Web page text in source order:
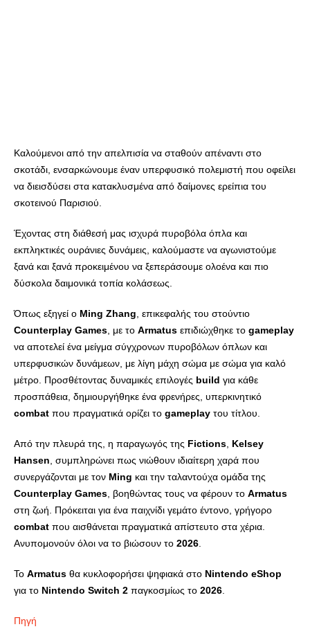
Καλούμενοι από την απελπισία να σταθούν απέναντι στο
σκοτάδι, ενσαρκώνουμε έναν υπερφυσικό πολεμιστή που οφείλει
να διεισδύσει στα κατακλυσμένα από δαίμονες ερείπια του
σκοτεινού Παρισιού.
Έχοντας στη διάθεσή μας ισχυρά πυροβόλα όπλα και
εκπληκτικές ουράνιες δυνάμεις, καλούμαστε να αγωνιστούμε
ξανά και ξανά προκειμένου να ξεπεράσουμε ολοένα και πιο
δύσκολα δαιμονικά τοπία κολάσεως.
Όπως εξηγεί ο Ming Zhang , επικεφαλής του στούντιο
Counterplay Games , με το Armatus επιδιώχθηκε το gameplay
να αποτελεί ένα μείγμα σύγχρονων πυροβόλων όπλων και
υπερφυσικών δυνάμεων, με λίγη μάχη σώμα με σώμα για καλό
μέτρο. Προσθέτοντας δυναμικές επιλογές build για κάθε
προσπάθεια, δημιουργήθηκε ένα φρενήρες, υπερκινητικό
combat που πραγματικά ορίζει το gameplay του τίτλου.
Από την πλευρά της, η παραγωγός της Fictions Kelsey
Hansen , συμπληρώνει πως νιώθουν ιδιαίτερη χαρά που
συνεργάζονται με τον Ming και την ταλαντούχα ομάδα της
Counterplay Games , βοηθώντας τους να φέρουν το Armatus
στη ζωή. Πρόκειται για ένα παιχνίδι γεμάτο έντονο, γρήγορο
combat που αισθάνεται πραγματικά απίστευτο στα χέρια.
Ανυπομονούν όλοι να το βιώσουν το 2026
Το Armatus θα κυκλοφορήσει ψηφιακά στο Nintendo eShop
για το Nintendo Switch 2 παγκοσμίως το 2026
Πηγή